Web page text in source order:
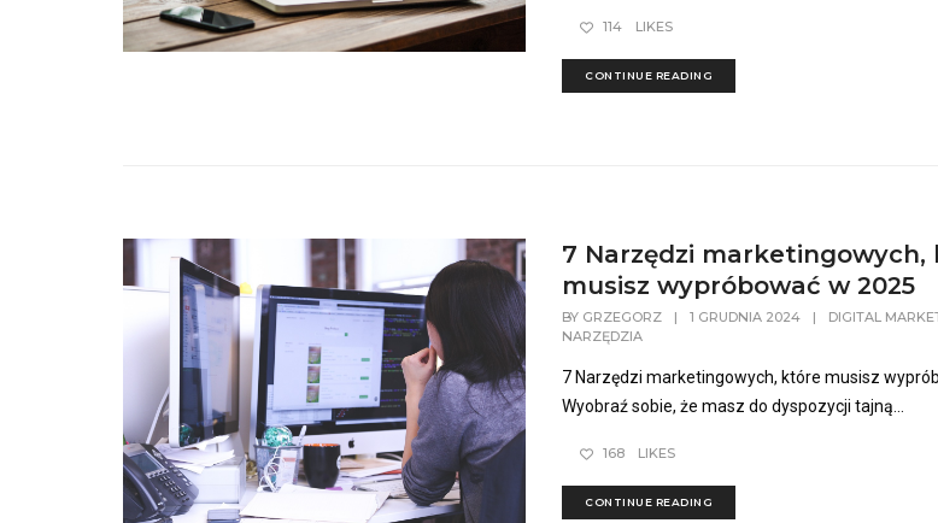
114 LIKES
CONTINUE READING
7 Narzędzi marketingowych,
musisz wypróbować w 2025
BY GRZEGORZ | 1 GRUDNIA 2024 | DIGITAL
NARZĘDZIA
7 Narzędzi marketingowych, które musisz
Wyobraź sobie, że masz do dyspozycji tajną...
168 LIKES
CONTINUE READING